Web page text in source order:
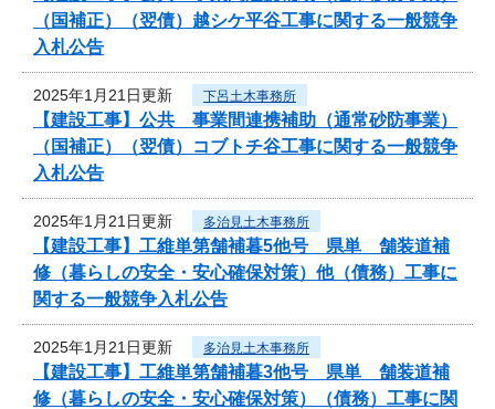
（国補正）（翌債）越シケ平谷工事に関する一般競争
入札公告
2025年1月21日更新 下呂土木事務所
【建設工事】公共 事業間連携補助（通常砂防事業）
（国補正）（翌債）コブトチ谷工事に関する一般競争
入札公告
2025年1月21日更新 多治見土木事務所
【建設工事】工維単第舗補暮5他号 県単 舗装道補
修（暮らしの安全・安心確保対策）他（債務）工事に
関する一般競争入札公告
2025年1月21日更新 多治見土木事務所
【建設工事】工維単第舗補暮3他号 県単 舗装道補
修（暮らしの安全・安心確保対策）（債務）工事に関